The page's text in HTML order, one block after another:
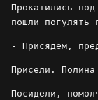
Прокатились
пошли погулять
- Присядем,
Присели. Полина
Посидели,